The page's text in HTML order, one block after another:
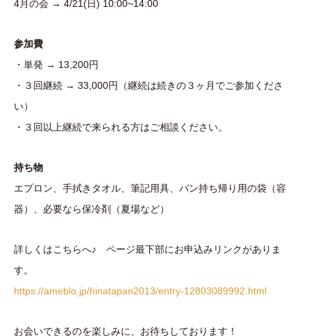
4月の会 → 4/21(日) 10:00~14:00
参加費
・単発 → 13,200円
・３回継続 → 33,000円（継続は続きの３ヶ月でご参加くださ
い）
・３回以上継続で来られる方はご相談ください。
持ち物
エプロン、手拭きタオル、筆記用具、パン持ち帰り用の袋（容
器）、必要なら保冷剤（夏場など）
詳しくはこちらへ♪ ページ最下部にお申込みリンクがありま
す。
https://ameblo.jp/hinatapan2013/entry-12803089992.html
お会いできるのを楽しみに、お待ちしております！